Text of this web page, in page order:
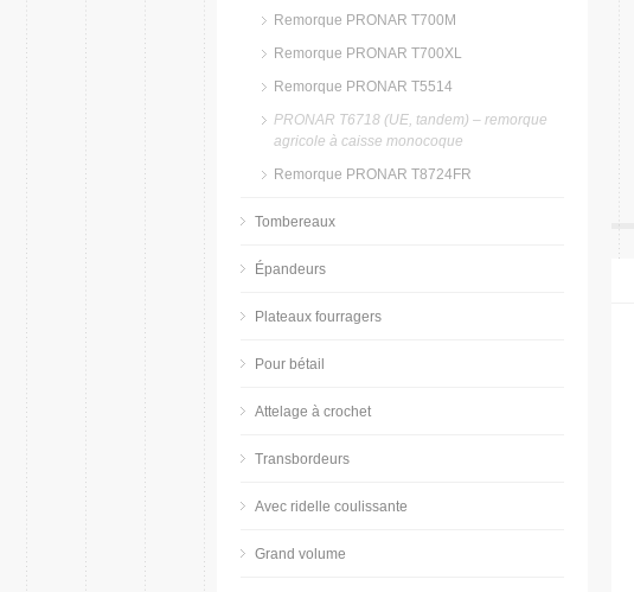
Remorque PRONAR T700M
Remorque PRONAR T700XL
Remorque PRONAR T5514
PRONAR T6718 (UE, tandem) – remorque
agricole à caisse monocoque
Remorque PRONAR T8724FR
Tombereaux
Épandeurs
Plateaux fourragers
Pour bétail
Attelage à crochet
Transbordeurs
Avec ridelle coulissante
Grand volume